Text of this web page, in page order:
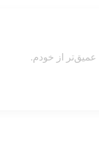
از خودم.